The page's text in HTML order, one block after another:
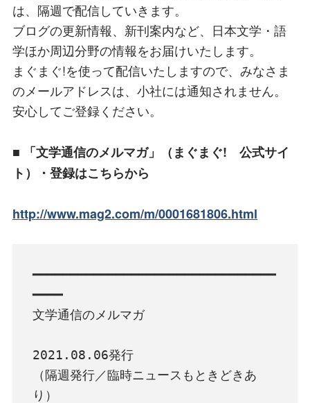
は、隔週で配信していきます。
ブログの更新情報、新刊案内など、日本文学・語
学ほか周辺分野の情報をお届けいたします。
まぐまぐ!を使って配信いたしますので、みなさま
のメールアドレスは、小社には通知されません。
安心してご登録ください。
■ 「文学通信のメルマガ」（まぐまぐ! 公式サイ
ト）・登録はこちらから
http://www.mag2.com/m/0001681806.html
━━━━━━━━━━━━━━━━━━━━━━━━━━━━━━━━
━━━━
文学通信のメルマガ
2021.08.06発行
（隔週発行／臨時ニュースもときどきあ
り）